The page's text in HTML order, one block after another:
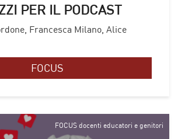
PER IL PODCAST
Francesca Milano, Alice
FOCUS
FOCUS docenti educatori e genitori